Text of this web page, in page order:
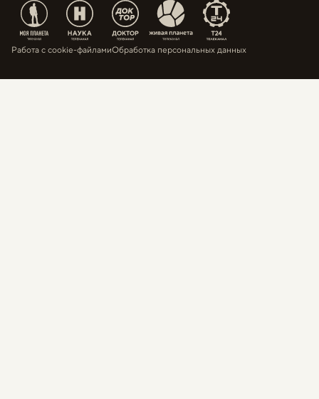
Работа с cookie-файламиОбработка персональных данных